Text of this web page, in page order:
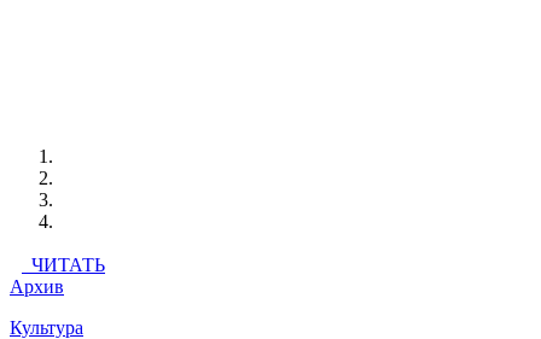
ЧИТАТЬ
Архив
Культура